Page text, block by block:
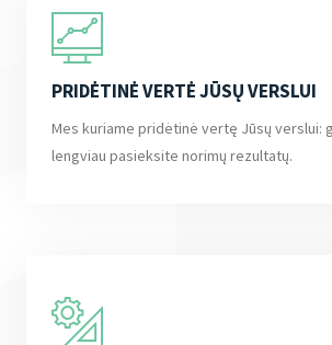
PRIDĖTINĖ VERTĖ JŪSŲ VERSLUI
Mes kuriame pridėtinė vertę Jūsų verslui:
lengviau pasieksite norimų rezultatų.